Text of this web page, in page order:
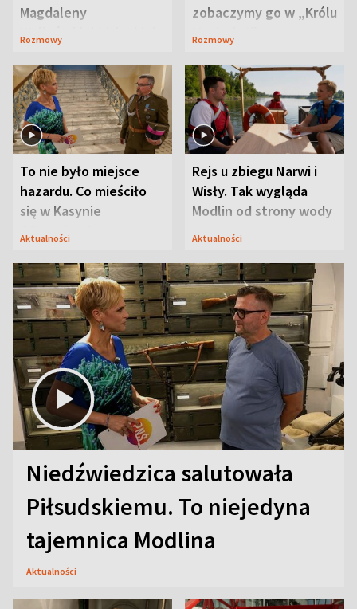
Magdaleny
Waligórskiej-Lisieckiej.
Rozmowy
zobaczymy go w „Królu
Maciusiu I”
Rozmowy
To nie było miejsce
hazardu. Co mieściło
się w Kasynie
Oficerskim?
Aktualności
Rejs u zbiegu Narwi i
Wisły. Tak wygląda
Modlin od strony wody
Aktualności
Niedźwiedzica salutowała
Piłsudskiemu. To niejedyna
tajemnica Modlina
Aktualności